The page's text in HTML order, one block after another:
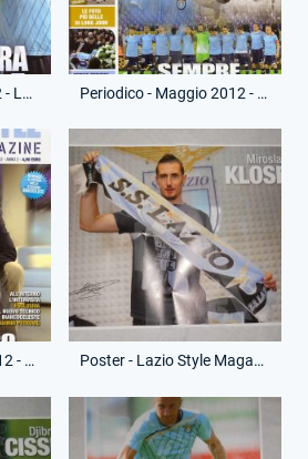
Periodico - Aprile 2012 - Lazio Style Magazine Periodico - Maggio 2012 - Lazio Style Magazine
Periodico - Giugno 2012 - Lazio Style Magazine Poster - Lazio Style Magazine - Luglio 2011 - Miroslav Klose